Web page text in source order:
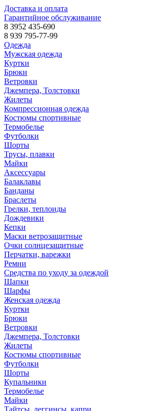
Доставка и оплата
Гарантийное обслуживание
8 3952 435-690
8 939 795-77-99
Одежда
Мужская одежда
Куртки
Брюки
Ветровки
Джемпера, Толстовки
Жилеты
Компрессионная одежда
Костюмы спортивные
Термобелье
Футболки
Шорты
Трусы, плавки
Майки
Аксессуары
Балаклавы
Банданы
Браслеты
Грелки, теплоиды
Дождевики
Кепки
Маски ветрозащитные
Очки солнцезащитные
Перчатки, варежки
Ремни
Средства по уходу за одеждой
Шапки
Шарфы
Женская одежда
Куртки
Брюки
Ветровки
Джемпера, Толстовки
Жилеты
Костюмы спортивные
Футболки
Шорты
Купальники
Термобелье
Майки
Тайтсы, леггинсы, капри